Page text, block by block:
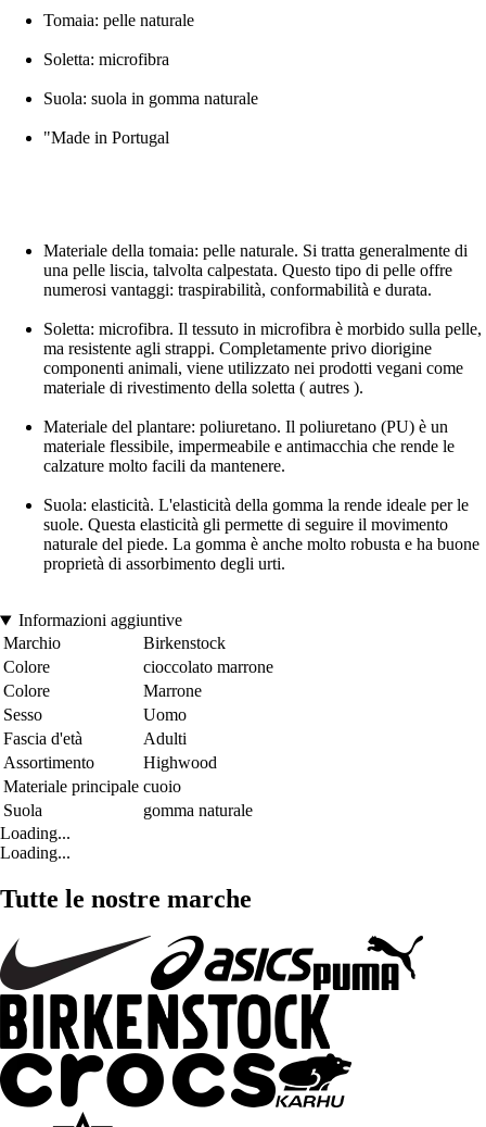
Tomaia: pelle naturale
Soletta: microfibra
Suola: suola in gomma naturale
"Made in Portugal
Materiale della tomaia: pelle naturale. Si tratta generalmente di
una pelle liscia, talvolta calpestata. Questo tipo di pelle offre
numerosi vantaggi: traspirabilità, conformabilità e durata.
Soletta: microfibra. Il tessuto in microfibra è morbido sulla pelle,
ma resistente agli strappi. Completamente privo diorigine
componenti animali, viene utilizzato nei prodotti vegani come
materiale di rivestimento della soletta ( autres ).
Materiale del plantare: poliuretano. Il poliuretano (PU) è un
materiale flessibile, impermeabile e antimacchia che rende le
calzature molto facili da mantenere.
Suola: elasticità. L'elasticità della gomma la rende ideale per le
suole. Questa elasticità gli permette di seguire il movimento
naturale del piede. La gomma è anche molto robusta e ha buone
proprietà di assorbimento degli urti.
Informazioni aggiuntive
Marchio
Birkenstock
Colore
cioccolato marrone
Colore
Marrone
Sesso
Uomo
Fascia d'età
Adulti
Assortimento
Highwood
Materiale principale cuoio
Suola
gomma naturale
Loading...
Loading...
Tutte le nostre marche